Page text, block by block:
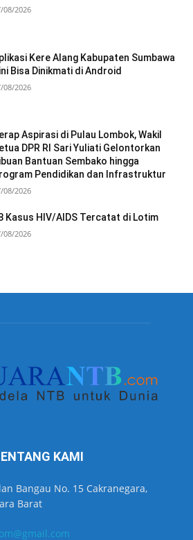
08/2026
Kere Alang Kabupaten Sumbawa
Bisa Dinikmati di Android
08/2026
Aspirasi di Pulau Lombok, Wakil
DPR RI Sari Yuliati Gelontorkan
Bantuan Sembako hingga
Pendidikan dan Infrastruktur
08/2026
Kasus HIV/AIDS Tercatat di Lotim
08/2026
KAMI
Bangau No. 15 Cakranegara,
Barat